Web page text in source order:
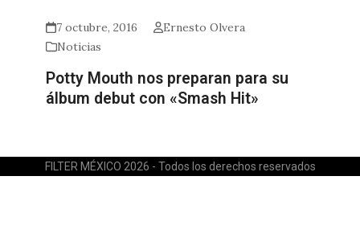
7 octubre, 2016
Ernesto Olvera
Noticias
Potty Mouth nos preparan para su
álbum debut con «Smash Hit»
FILTER MÉXICO 2026 - Todos los derechos reservados